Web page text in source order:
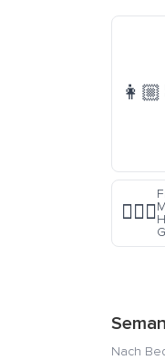
🏋🏽‍♀️
Nach